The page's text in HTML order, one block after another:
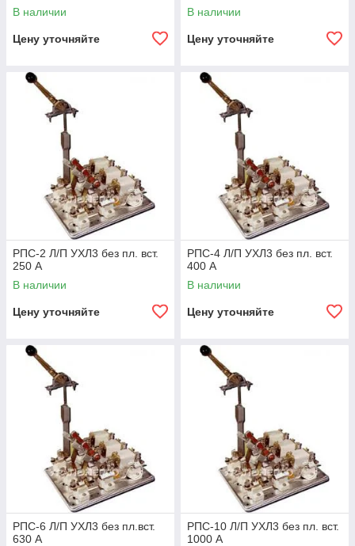
В наличии
Цену уточняйте
В наличии
Цену уточняйте
РПС-2 Л/П УХЛ3 без пл. вст.
250 А
В наличии
Цену уточняйте
РПС-4 Л/П УХЛ3 без пл. вст.
400 А
В наличии
Цену уточняйте
РПС-6 Л/П УХЛ3 без пл.вст.
630 А
РПС-10 Л/П УХЛ3 без пл. вст.
1000 А